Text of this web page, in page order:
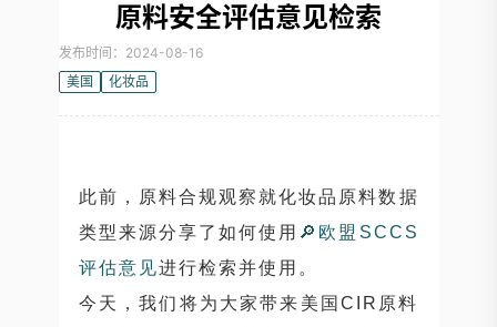
原料安全评估意见检索
发布时间：2024-08-16
美国
化妆品
此前，原料合规观察就化妆品原料数据
类型来源分享了如何使用 🔎 欧盟SCCS
评估意见进行检索并使用。
今天，我们将为大家带来美国CIR原料